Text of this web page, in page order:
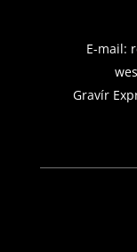
E-mail:
Gravír